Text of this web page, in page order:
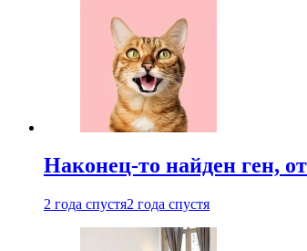
Наконец-то найден ген,
2 года спустя2 года спустя